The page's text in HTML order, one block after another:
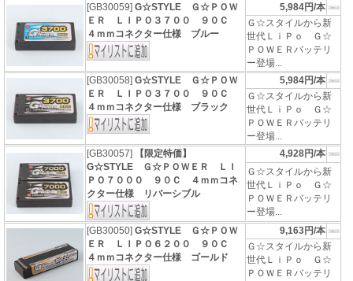
[GB30059]G☆STYLE Ｇ☆ＰＯＷ
ＥＲ ＬＩＰＯ３７００ ９０Ｃ
４ｍｍコネクター仕様 ブルー
5,984円/本
Ｇ☆スタイルから新
世代ＬｉＰｏ Ｇ☆
ＰＯＷＥＲバッテリ
ー登場...
[GB30058]G☆STYLE Ｇ☆ＰＯＷ
ＥＲ ＬＩＰＯ３７００ ９０Ｃ
４ｍｍコネクター仕様 ブラック
5,984円/本
Ｇ☆スタイルから新
世代ＬｉＰｏ Ｇ☆
ＰＯＷＥＲバッテリ
ー登場...
[GB30057]
【限定特価】
G☆STYLE Ｇ☆ＰＯＷＥＲ ＬＩ
ＰＯ７０００ ９０Ｃ ４ｍｍコネ
クター仕様 リバーシブル
4,928円/本
Ｇ☆スタイルから新
世代ＬｉＰｏ Ｇ☆
ＰＯＷＥＲバッテリ
ー登場...
[GB30050]G☆STYLE Ｇ☆ＰＯＷ
ＥＲ ＬＩＰＯ６２００ ９０Ｃ
４ｍｍコネクター仕様 ゴールド
9,163円/本
Ｇ☆スタイルから新
世代ＬｉＰｏ Ｇ☆
ＰＯＷＥＲバッテリ